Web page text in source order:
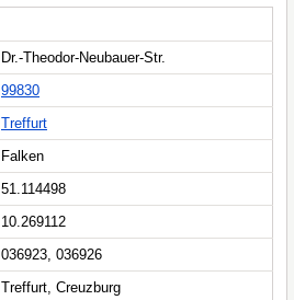
Dr.-Theodor-Neubauer-Str.
99830
Treffurt
Falken
51.114498
10.269112
036923, 036926
Treffurt, Creuzburg